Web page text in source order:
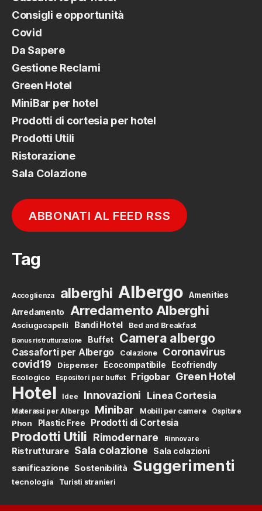
Consigli e opportunità
Covid
Da Sapere
Gestione Reclami
Green Hotel
MiniBar per hotel
Prodotti di cortesia per hotel
Prodotti Utili
Ristorazione
Sala Colazione
ABBONATI AL FEED RSS
Tag
Accoglienza alberghi Albergo
Amenities
Arredamento
Arredamento Alberghi
Asciugacapelli Bandi Hotel Bed and Breakfast
Bonus ristrutturazione Buffet Camera albergo
Cassaforti per Albergo Colazione
Coronavirus
covid19
Dispenser Ecocompatibile
Ecofriendly
Ecologico
Espositori per buffet Frigobar Green Hotel
Hotel Idee Innovazioni Linea Cortesia
Materassi per Albergo Minibar Mobili per camere Ospitare
Phon Plastic Free Prodotti di Cortesia
Prodotti Utili Rimodernare Rinnovare
Ristrutturare Sala colazione Sala colazioni
sanificazione Sostenibilità Suggerimenti
tecnologia Turisti stranieri